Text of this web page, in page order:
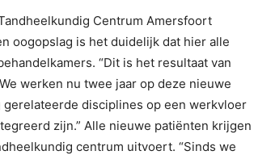
Centrum Amersfoort
oogopslag is het duidelijk dat hier alle
“Dit is het resultaat van
werken nu twee jaar op deze nieuwe
disciplines op een werkvloer
zijn.” Alle nieuwe patiënten krijgen
centrum uitvoert. “Sinds we